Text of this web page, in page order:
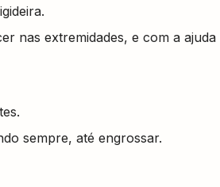
nas extremidades, e com a
sempre, até engrossar.